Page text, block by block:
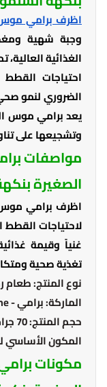
اظرف برامي
وجبة شهية
الغذائية
احتياجات القطط
الضروري لنمو
يعد برامي موس
وتشجيعها على
مواصفات
الصغيرة
اظرف برامي
لاحتياجات
غنياً وقيمة
تغذية صحية
نوع المنتج:
الماركة: برامي - prame.
حجم المنتج: 70 جرام لكل ظرف.
المكون الأساسي
مكونات